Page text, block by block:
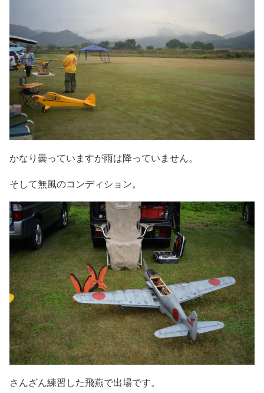
かなり曇っていますが雨は降っていません。
そして無風のコンディション。
さんざん練習した飛燕で出場です。